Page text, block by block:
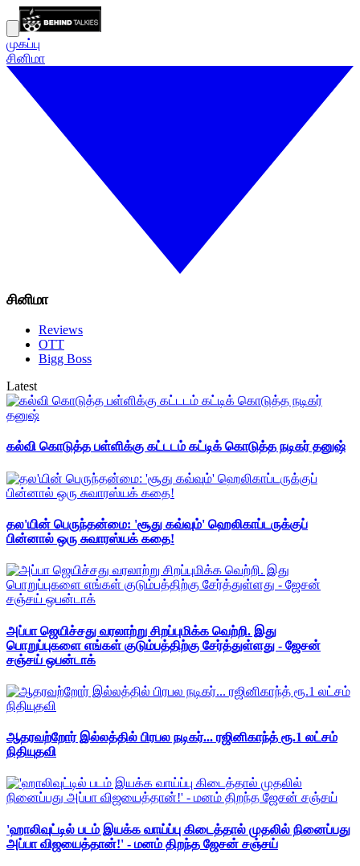
முகப்பு
சினிமா
சினிமா
Reviews
OTT
Bigg Boss
Latest
கல்வி கொடுத்த பள்ளிக்கு கட்டடம் கட்டிக் கொடுத்த நடிகர் தனுஷ்
தல'யின் பெருந்தன்மை: 'சூது கவ்வும்' ஹெலிகாப்டருக்குப்
பின்னால் ஒரு சுவாரஸ்யக் கதை!
அப்பா ஜெயிச்சது வரலாற்று சிறப்புமிக்க வெற்றி. இது
பொறுப்புகளை எங்கள் குடும்பத்திற்கு சேர்த்துள்ளது - ஜேசன்
சஞ்சய் ஒபன்டாக்
ஆதரவற்றோர் இல்லத்தில் பிரபல நடிகர்... ரஜினிகாந்த் ரூ.1 லட்சம்
நிதியுதவி
'ஹாலிவுட்டில் படம் இயக்க வாய்ப்பு கிடைத்தால் முதலில் நினைப்பது
அப்பா விஜயைத்தான்!' - மனம் திறந்த ஜேசன் சஞ்சய்